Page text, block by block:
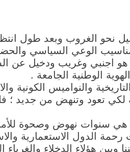
نحو الغروب وبعد طول
الوعي السياسي
اجنبي وغريب ودخيل عن
الوطنية الجامعة .
والنواميس الكونية
لكي تعود وتنهض من جديد
سنوات نهوض وصحوة للأمة
الدول الاستعمارية
وبين هؤلاء الدخلاء